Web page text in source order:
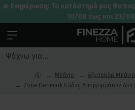
☀️ Ενημέρωση: Το κατάστημά μας θα
10/08 έως και 23/
Μπάνιο Αξεσουάρ
Zone Denmark Κάδος Απορριμμάτων